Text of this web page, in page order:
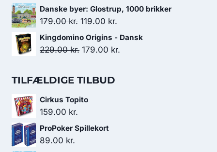
199.00 kr.. 179.00 kr..
oprindelige
pris
179.00 kr..
aktuelle
Danske byer: Glostrup, 1000 brikker
179.00kr. Den
oprindelige
pris
119.00 kr.
aktuelle
pris
Kingdomino Origins - Dansk
229.00kr. Den
pris
229.00 kr..
179.00 kr.
TILFÆLDIGE TILBUD
Cirkus Topito
159.00 kr.
ProPoker Spillekort
89.00 kr.